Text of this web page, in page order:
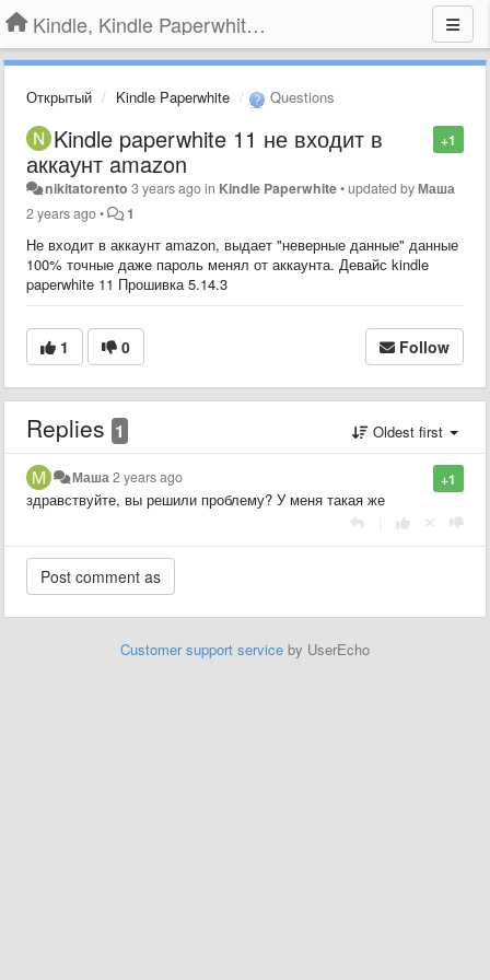
Kindle, Kindle Paperwhite, Kindle Voyage
Открытый Kindle Paperwhite Questions
+1
Kindle paperwhite 11 не входит в
аккаунт amazon
nikitatorento 3 years agoin Kindle Paperwhite•updated byМаша
2 years ago• 1
Не входит в аккаунт amazon, выдает "неверные данные" данные
100% точные даже пароль менял от аккаунта. Девайс kindle
paperwhite 11 Прошивка 5.14.3
1 0 Follow
Replies 1 Oldest first
+1
Маша 2 years ago
здравствуйте, вы решили проблему? У меня такая же
Customer support service by UserEcho